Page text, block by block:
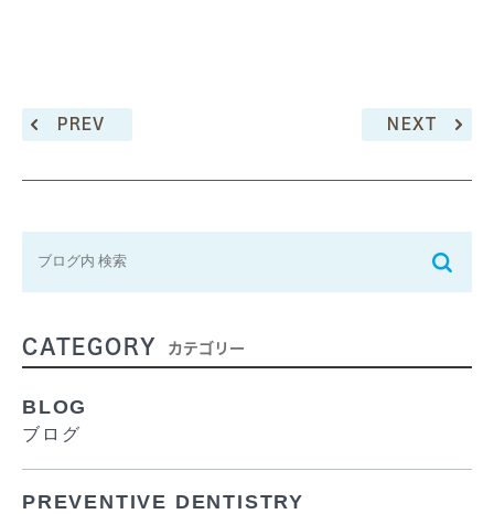
PREV NEXT
CATEGORY カテゴリー
BLOG
ブログ
PREVENTIVE DENTISTRY